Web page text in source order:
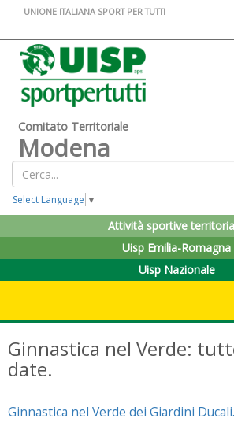
UNIONE ITALIANA SPORT PER TUTTI
Comitato Territoriale
Modena
Select Language ▼
Attività sportive
Uisp Emilia-Romagna
Uisp Nazionale
Ginnastica nel Verde:
date.
Ginnastica nel Verde dei Giardini Ducali.